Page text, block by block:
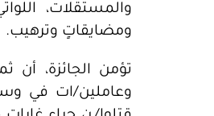
والمستقلات،
ومضايقاتٍ وترهيب.
وعاملين/ات في